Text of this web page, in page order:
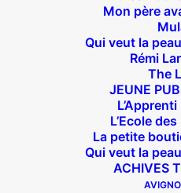
Mon père
Qui veut la
Rémi
The
JEUNE
L’Ecole
La petite
Qui veut la
ACHIVES
Théâtre des
14 bis rue Sainte Isaure
Joffrin / Simplon –
À